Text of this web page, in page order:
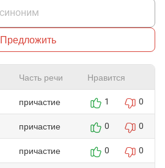
Предложить
Часть речи Нравится
причастие 1 0
причастие 0 0
причастие 0 0